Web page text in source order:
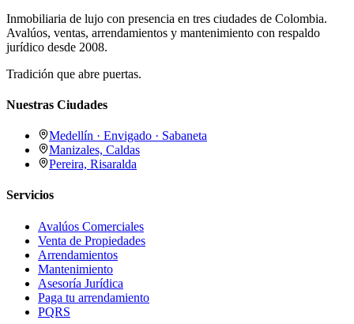
Inmobiliaria de lujo con presencia en tres ciudades de Colombia.
Avalúos, ventas, arrendamientos y mantenimiento con respaldo
jurídico desde 2008.
Tradición que abre puertas.
Nuestras Ciudades
Medellín · Envigado · Sabaneta
Manizales, Caldas
Pereira, Risaralda
Servicios
Avalúos Comerciales
Venta de Propiedades
Arrendamientos
Mantenimiento
Asesoría Jurídica
Paga tu arrendamiento
PQRS